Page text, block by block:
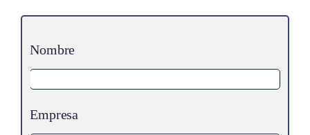
Nombre
Empresa